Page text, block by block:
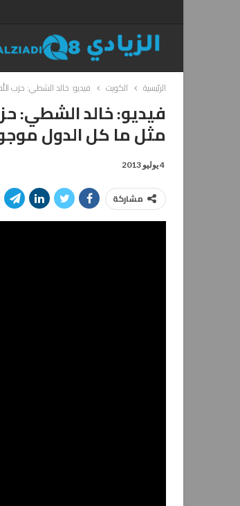
الرئيسية الكويت فيديو: خالد الشطي: حزب
فيديو: خالد الشطي:
مثل ما كل الدول
4 يوليو 2013
مشاركة